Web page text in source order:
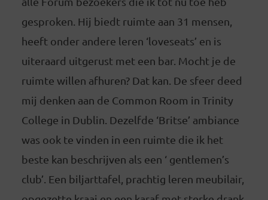
gesproken. Hij biedt ruimte aan 31 mensen,
heeft onder andere leren ‘loveseats’ en is
uiteraard uitgerust met een bar. Mocht je de
ruimte willen afhuren? Dat kan. De sfeer deed
mij denken aan de Common Room in Trinity
College in Dublin. Dezelfde ‘Britse’ ambiance
was ook te vinden in een ruimte die ik het
beste kan beschrijven als een ‘ gentlemen’s
club’. Een biljarttafel, prachtig leren meubilair,